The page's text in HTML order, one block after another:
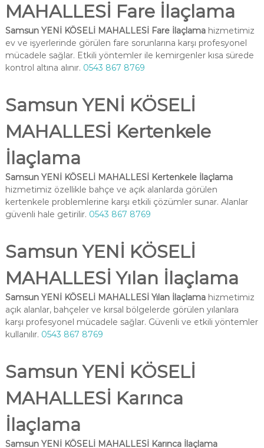
MAHALLESİ Fare İlaçlama
Samsun YENİ KÖSELİ MAHALLESİ Fare İlaçlamahizmetimiz
ev ve işyerlerinde görülen fare sorunlarına karşı profesyonel
mücadele sağlar. Etkili yöntemler ile kemirgenler kısa sürede
kontrol altına alınır. 0543 867 8769
Samsun YENİ KÖSELİ
MAHALLESİ Kertenkele
İlaçlama
Samsun YENİ KÖSELİ MAHALLESİ Kertenkele İlaçlama
hizmetimiz özellikle bahçe ve açık alanlarda görülen
kertenkele problemlerine karşı etkili çözümler sunar. Alanlar
güvenli hale getirilir. 0543 867 8769
Samsun YENİ KÖSELİ
MAHALLESİ Yılan İlaçlama
Samsun YENİ KÖSELİ MAHALLESİ Yılan İlaçlamahizmetimiz
açık alanlar, bahçeler ve kırsal bölgelerde görülen yılanlara
karşı profesyonel mücadele sağlar. Güvenli ve etkili yöntemler
kullanılır. 0543 867 8769
Samsun YENİ KÖSELİ
MAHALLESİ Karınca
İlaçlama
Samsun YENİ KÖSELİ MAHALLESİ Karınca İlaçlama